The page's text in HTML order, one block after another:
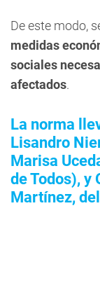
De este modo,
medidas
sociales
afectados.
La norma
Lisandro
Marisa
de Todos), y
Martínez, del